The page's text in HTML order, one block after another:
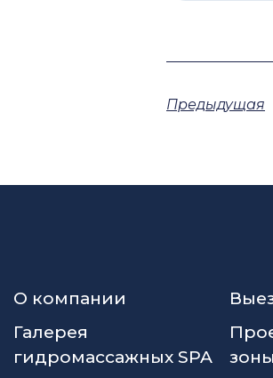
Предыдущая
О компании
Галерея
гидромассажных SPA
зоны